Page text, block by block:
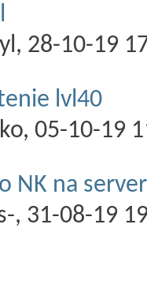
‎, 28-10-19
lvl40
‎, 05-10-19
NK na
‎, 31-08-19